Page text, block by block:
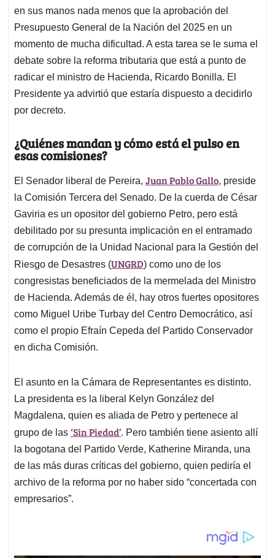
en sus manos nada menos que la aprobación del
Presupuesto General de la Nación del 2025 en un
momento de mucha dificultad. A esta tarea se le suma el
debate sobre la reforma tributaria que está a punto de
radicar el ministro de Hacienda, Ricardo Bonilla. El
Presidente ya advirtió que estaría dispuesto a decidirlo
por decreto.
¿Quiénes mandan y cómo está el pulso en
esas comisiones?
El Senador liberal de Pereira, Juan Pablo Gallo, preside
la Comisión Tercera del Senado. De la cuerda de César
Gaviria es un opositor del gobierno Petro, pero está
debilitado por su presunta implicación en el entramado
de corrupción de la Unidad Nacional para la Gestión del
Riesgo de Desastres (UNGRD) como uno de los
congresistas beneficiados de la mermelada del Ministro
de Hacienda. Además de él, hay otros fuertes opositores
como Miguel Uribe Turbay del Centro Democrático, así
como el propio Efraín Cepeda del Partido Conservador
en dicha Comisión.
El asunto en la Cámara de Representantes es distinto.
La presidenta es la liberal Kelyn González del
Magdalena, quien es aliada de Petro y pertenece al
grupo de las ‘Sin Piedad’. Pero también tiene asiento allí
la bogotana del Partido Verde, Katherine Miranda, una
de las más duras críticas del gobierno, quien pediría el
archivo de la reforma por no haber sido “concertada con
empresarios”.